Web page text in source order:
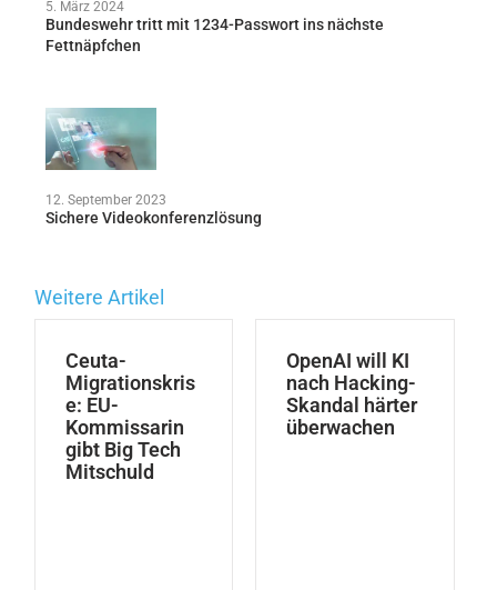
5. März 2024
Bundeswehr tritt mit 1234-Passwort ins nächste
Fettnäpfchen
12. September 2023
Sichere Videokonferenzlösung
Weitere Artikel
Ceuta-
Migrationskris
e: EU-
Kommissarin
gibt Big Tech
Mitschuld
OpenAI will KI
nach Hacking-
Skandal härter
überwachen